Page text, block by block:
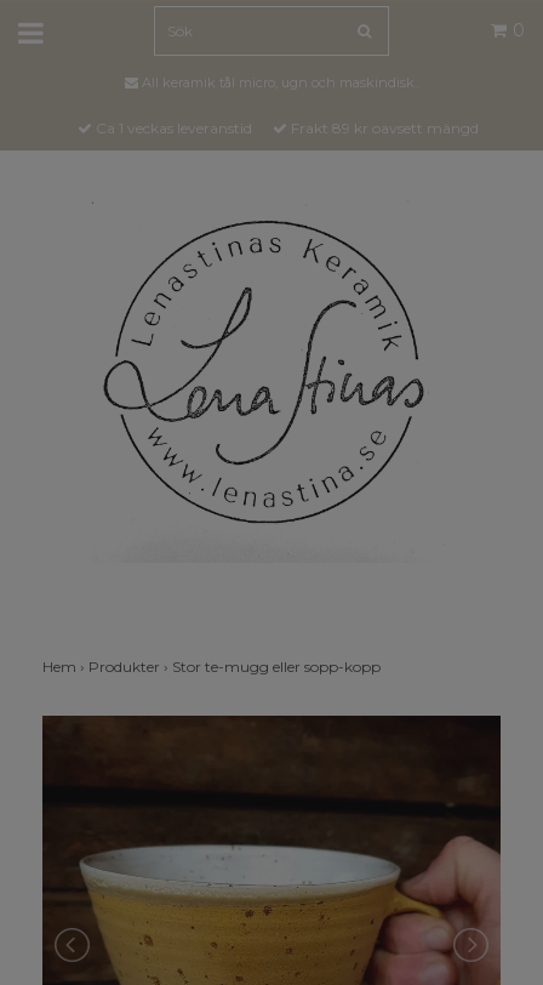
0
All keramik tål micro, ugn och maskindisk..
Ca 1 veckas leveranstid Frakt 89 kr oavsett mängd
Hem › Produkter › Stor te-mugg eller sopp-kopp